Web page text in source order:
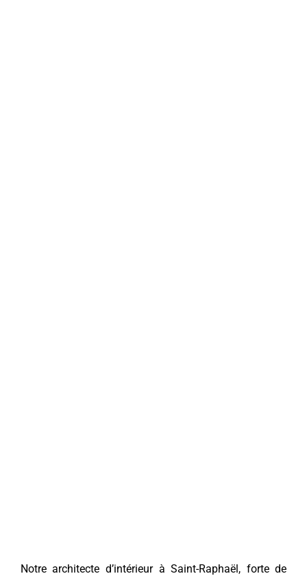
Notre architecte d’intérieur à Saint-Raphaël, forte de